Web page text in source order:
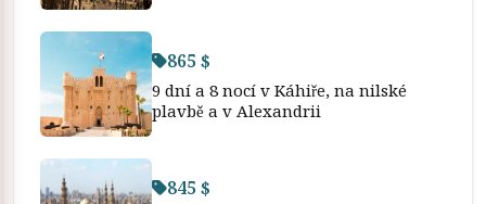
865 $
9 dní a 8 nocí v Káhiře, na nilské
plavbě a v Alexandrii
845 $